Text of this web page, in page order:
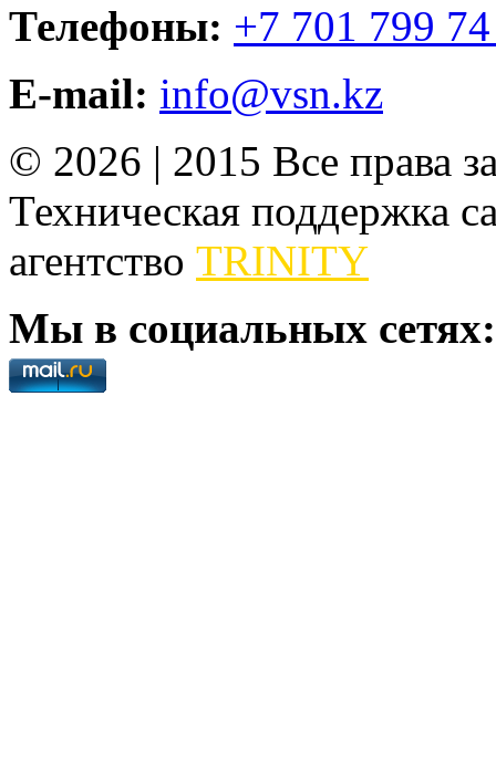
Телефоны: +7 701 799
E-mail: info@vsn.kz
© 2026 | 2015 Все права
Техническая поддержка
агентство TRINITY
Мы в социальных сетях: